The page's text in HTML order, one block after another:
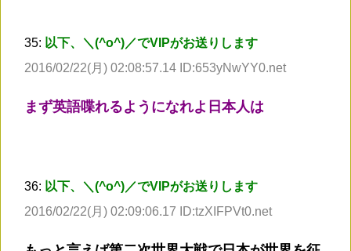
35: 以下、＼(^o^)／でVIPがお送りします
2016/02/22(月) 02:08:57.14 ID:653yNwYY0.net
まず英語喋れるようになれよ日本人は
36: 以下、＼(^o^)／でVIPがお送りします
2016/02/22(月) 02:09:06.17 ID:tzXIFPVt0.net